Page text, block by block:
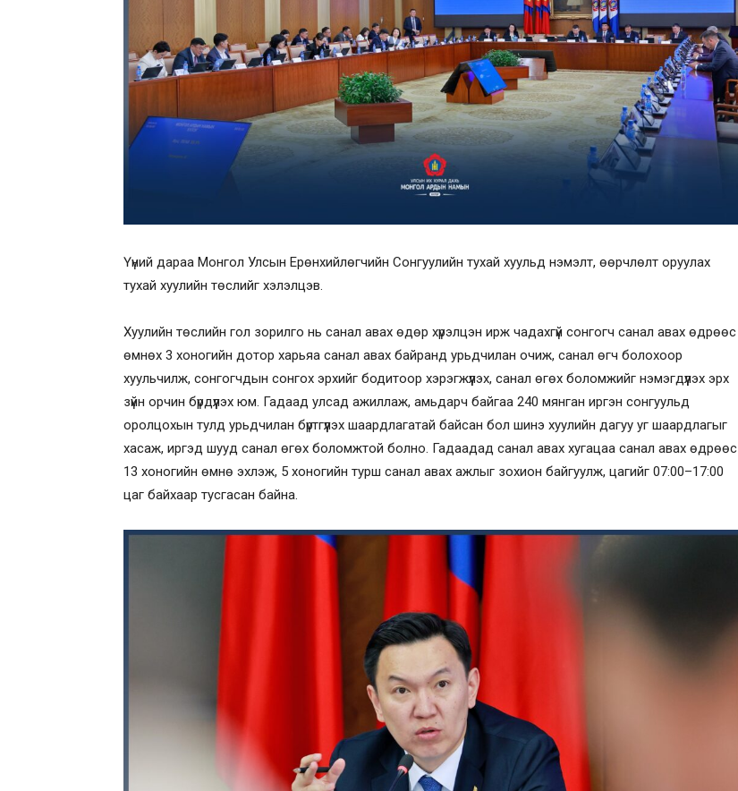
Үүний дараа Монгол Улсын Ерөнхийлөгчийн Сонгуулийн тухай хуульд нэмэлт, өөрчлөлт оруулах
тухай хуулийн төслийг хэлэлцэв.
Хуулийн төслийн гол зорилго нь санал авах өдөр хүрэлцэн ирж чадахгүй сонгогч санал авах өдрөөс
өмнөх 3 хоногийн дотор харьяа санал авах байранд урьдчилан очиж, санал өгч болохоор
хуульчилж, сонгогчдын сонгох эрхийг бодитоор хэрэгжүүлэх, санал өгөх боломжийг нэмэгдүүлэх эрх
зүйн орчин бүрдүүлэх юм. Гадаад улсад ажиллаж, амьдарч байгаа 240 мянган иргэн сонгуульд
оролцохын тулд урьдчилан бүртгүүлэх шаардлагатай байсан бол шинэ хуулийн дагуу уг шаардлагыг
хасаж, иргэд шууд санал өгөх боломжтой болно. Гадаадад санал авах хугацаа санал авах өдрөөс
13 хоногийн өмнө эхлэж, 5 хоногийн турш санал авах ажлыг зохион байгуулж, цагийг 07:00–17:00
цаг байхаар тусгасан байна.